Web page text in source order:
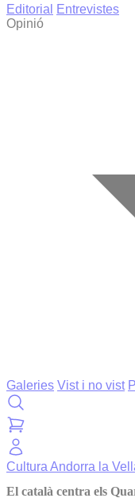
Editorial
Entrevistes
Opinió
Galeries Vist i no vist
Cultura Andorra la
El català centra els